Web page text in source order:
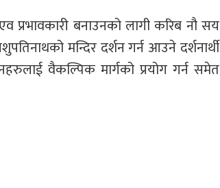
प्रभावकारी बनाउनको लागी करिब नौ सय
मन्दिर दर्शन गर्न आउने दर्शनार्थी
वैकल्पिक मार्गको प्रयोग गर्न समेत